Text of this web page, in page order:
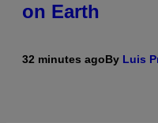
on Earth
32 minutes agoBy Luis